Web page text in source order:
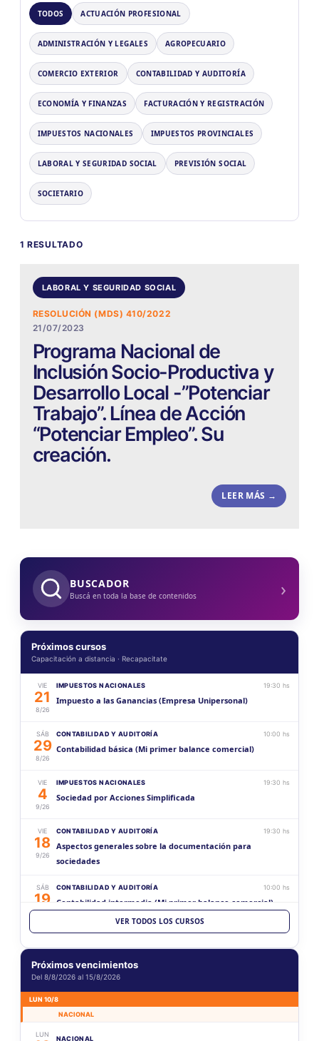
TODOS ACTUACIÓN PROFESIONAL
ADMINISTRACIÓN Y LEGALES AGROPECUARIO
COMERCIO EXTERIOR CONTABILIDAD Y AUDITORÍA
ECONOMÍA Y FINANZAS FACTURACIÓN Y REGISTRACIÓN
IMPUESTOS NACIONALES IMPUESTOS PROVINCIALES
LABORAL Y SEGURIDAD SOCIAL PREVISIÓN SOCIAL
SOCIETARIO
1 RESULTADO
LABORAL Y SEGURIDAD SOCIAL
RESOLUCIÓN (MDS) 410/2022
21/07/2023
Programa Nacional de
Inclusión Socio-Productiva y
Desarrollo Local -”Potenciar
Trabajo”. Línea de Acción
“Potenciar Empleo”. Su
creación.
LEER MÁS →
BUSCADOR
Buscá en toda la base de contenidos ›
Próximos cursos
Capacitación a distancia · Recapacitate
VIE
21
8/26
IMPUESTOS NACIONALES 19:30 hs
Impuesto a las Ganancias (Empresa Unipersonal)
SÁB
29
8/26
CONTABILIDAD Y AUDITORÍA 10:00 hs
Contabilidad básica (Mi primer balance comercial)
VIE
4
9/26
IMPUESTOS NACIONALES 19:30 hs
Sociedad por Acciones Simplificada
VIE
18
9/26
CONTABILIDAD Y AUDITORÍA 19:30 hs
Aspectos generales sobre la documentación para
sociedades
SÁB
19
9/26
CONTABILIDAD Y AUDITORÍA 10:00 hs
Contabilidad intermedia (Mi primer balance comercial)
VIE
2
10/26
CONTABILIDAD Y AUDITORÍA 19:30 hs
Estados Contables (Histórico vs Ajustado)
17
10/26
Contabilidad superior (Mi primer balance comercial)
SÁB
VER TODOS LOS CURSOS
Próximos vencimientos
Del 8/8/2026 al 15/8/2026
LUN 10/8
NACIONAL
LUN
NACIONAL